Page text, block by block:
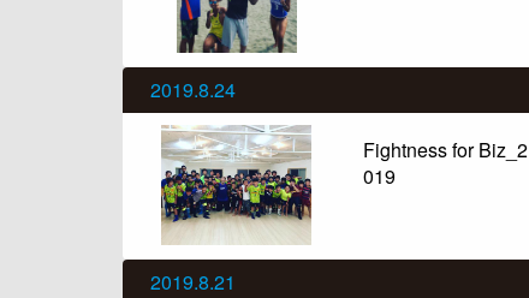
2019.8.24
Fightness for Biz_2
019
2019.8.21